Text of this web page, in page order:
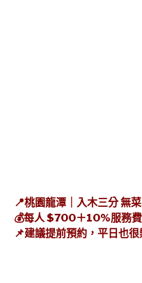
📍桃園龍潭｜入木三分 無
💰每人 $700＋10%服務費
📌建議提前預約，平日也很